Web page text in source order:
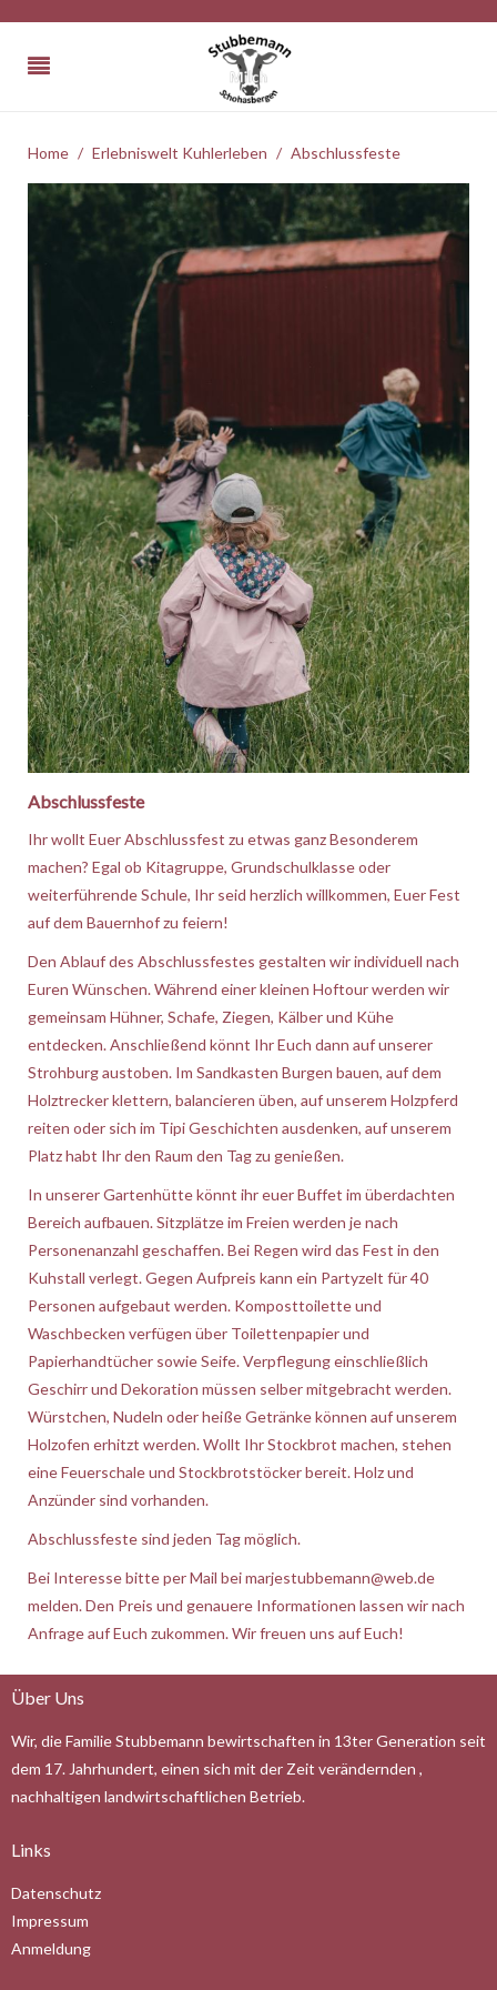
Home Erlebniswelt Kuhlerleben Abschlussfeste
Abschlussfeste
Ihr wollt Euer Abschlussfest zu etwas ganz Besonderem
machen? Egal ob Kitagruppe, Grundschulklasse oder
weiterführende Schule, Ihr seid herzlich willkommen, Euer Fest
auf dem Bauernhof zu feiern!
Den Ablauf des Abschlussfestes gestalten wir individuell nach
Euren Wünschen. Während einer kleinen Hoftour werden wir
gemeinsam Hühner, Schafe, Ziegen, Kälber und Kühe
entdecken. Anschließend könnt Ihr Euch dann auf unserer
Strohburg austoben. Im Sandkasten Burgen bauen, auf dem
Holztrecker klettern, balancieren üben, auf unserem Holzpferd
reiten oder sich im Tipi Geschichten ausdenken, auf unserem
Platz habt Ihr den Raum den Tag zu genießen.
In unserer Gartenhütte könnt ihr euer Buffet im überdachten
Bereich aufbauen. Sitzplätze im Freien werden je nach
Personenanzahl geschaffen. Bei Regen wird das Fest in den
Kuhstall verlegt. Gegen Aufpreis kann ein Partyzelt für 40
Personen aufgebaut werden. Komposttoilette und
Waschbecken verfügen über Toilettenpapier und
Papierhandtücher sowie Seife. Verpflegung einschließlich
Geschirr und Dekoration müssen selber mitgebracht werden.
Würstchen, Nudeln oder heiße Getränke können auf unserem
Holzofen erhitzt werden. Wollt Ihr Stockbrot machen, stehen
eine Feuerschale und Stockbrotstöcker bereit. Holz und
Anzünder sind vorhanden.
Abschlussfeste sind jeden Tag möglich.
Bei Interesse bitte per Mail beimarjestubbemann@web.de
melden. Den Preis und genauere Informationen lassen wir nach
Anfrage auf Euch zukommen. Wir freuen uns auf Euch!
Über Uns
Wir, die Familie Stubbemann bewirtschaften in 13ter Generation seit
dem 17. Jahrhundert, einen sich mit der Zeit verändernden ,
nachhaltigen landwirtschaftlichen Betrieb.
Links
Datenschutz
Impressum
Anmeldung